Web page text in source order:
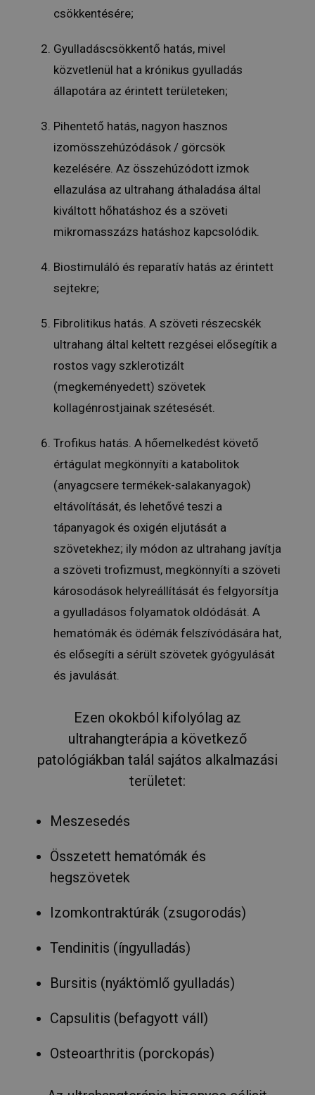
csökkentésére;
Gyulladáscsökkentő hatás, mivel
közvetlenül hat a krónikus gyulladás
állapotára az érintett területeken;
Pihentető hatás, nagyon hasznos
izomösszehúzódások / görcsök
kezelésére. Az összehúzódott izmok
ellazulása az ultrahang áthaladása által
kiváltott hőhatáshoz és a szöveti
mikromasszázs hatáshoz kapcsolódik.
Biostimuláló és reparatív hatás az érintett
sejtekre;
Fibrolitikus hatás. A szöveti részecskék
ultrahang által keltett rezgései elősegítik a
rostos vagy szklerotizált
(megkeményedett) szövetek
kollagénrostjainak szétesését.
Trofikus hatás. A hőemelkedést követő
értágulat megkönnyíti a katabolitok
(anyagcsere termékek-salakanyagok)
eltávolítását, és lehetővé teszi a
tápanyagok és oxigén eljutását a
szövetekhez; ily módon az ultrahang javítja
a szöveti trofizmust, megkönnyíti a szöveti
károsodások helyreállítását és felgyorsítja
a gyulladásos folyamatok oldódását. A
hematómák és ödémák felszívódására hat,
és elősegíti a sérült szövetek gyógyulását
és javulását.
Ezen okokból kifolyólag az
ultrahangterápia a következő
patológiákban talál sajátos alkalmazási
területet:
Meszesedés
Összetett hematómák és
hegszövetek
Izomkontraktúrák (zsugorodás)
Tendinitis (íngyulladás)
Bursitis (nyáktömlő gyulladás)
Capsulitis (befagyott váll)
Osteoarthritis (porckopás)